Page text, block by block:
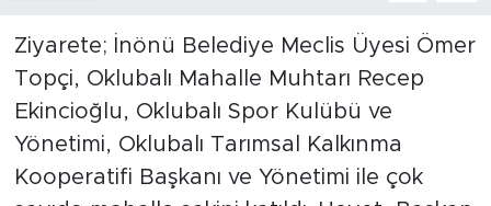
Ziyarete; İnönü Belediye Meclis Üyesi Ömer
Topçi, Oklubalı Mahalle Muhtarı Recep
Ekincioğlu, Oklubalı Spor Kulübü ve
Yönetimi, Oklubalı Tarımsal Kalkınma
Kooperatifi Başkanı ve Yönetimi ile çok